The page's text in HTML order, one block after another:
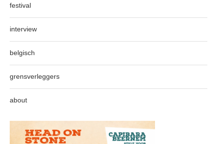
festival
interview
belgisch
grensverleggers
about